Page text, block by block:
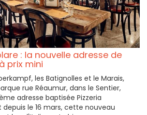
: la nouvelle adresse de
prix mini
les Batignolles et le Marais,
rue Réaumur, dans le Sentier,
adresse baptisée Pizzeria
depuis le 16 mars, cette nouveau